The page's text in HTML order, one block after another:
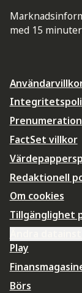
med 15
FactSet villkor
Redaktionell
Om cookies
Tillgänglighet
Play
Börs